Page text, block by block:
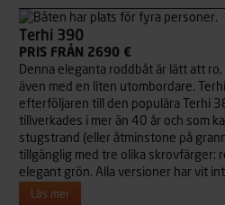
Terhi 390
PRIS FRÅN 2690 €
Denna eleganta roddbåt är lätt att
även med en liten utombordare.
efterföljaren till den populära Terhi
tillverkades i mer än 40 år och som
stugstrand (eller åtminstone på
tillgänglig med tre olika skrovfärger:
elegant grön. Alla versioner har vit
Läs mer